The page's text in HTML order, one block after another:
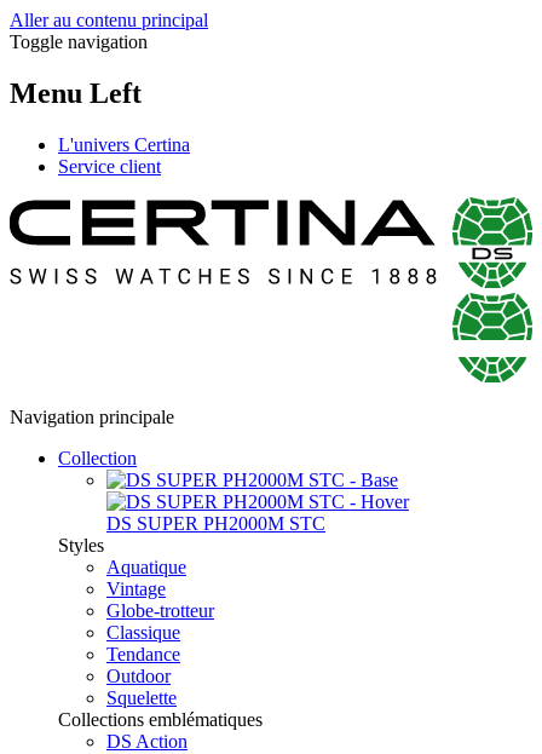
Aller au contenu principal
Toggle navigation
Menu Left
L'univers Certina
Service client
Navigation principale
Collection
DS SUPER PH2000M STC
Styles
Aquatique
Vintage
Globe-trotteur
Classique
Tendance
Outdoor
Squelette
Collections emblématiques
DS Action